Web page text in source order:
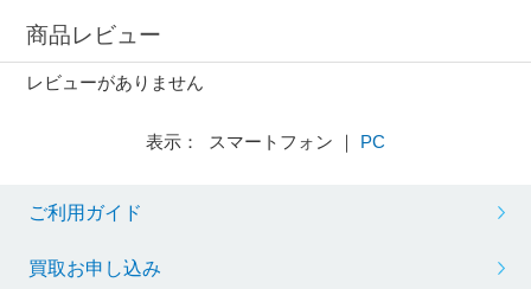
商品レビュー
レビューがありません
表示： スマートフォン ｜ PC
ご利用ガイド
買取お申し込み